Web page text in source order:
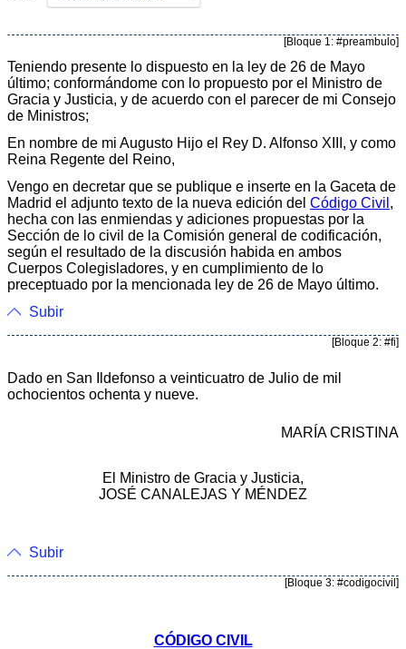
[Bloque 1: #preambulo]
Teniendo presente lo dispuesto en la ley de 26 de Mayo
último; conformándome con lo propuesto por el Ministro de
Gracia y Justicia, y de acuerdo con el parecer de mi Consejo
de Ministros;
En nombre de mi Augusto Hijo el Rey D. Alfonso XIII, y como
Reina Regente del Reino,
Vengo en decretar que se publique e inserte en la Gaceta de
Madrid el adjunto texto de la nueva edición del Código Civil ,
hecha con las enmiendas y adiciones propuestas por la
Sección de lo civil de la Comisión general de codificación,
según el resultado de la discusión habida en ambos
Cuerpos Colegisladores, y en cumplimiento de lo
preceptuado por la mencionada ley de 26 de Mayo último.
Subir
[Bloque 2: #fi]
Dado en San Ildefonso a veinticuatro de Julio de mil
ochocientos ochenta y nueve.
MARÍA CRISTINA
El Ministro de Gracia y Justicia,
JOSÉ CANALEJAS Y MÉNDEZ
Subir
[Bloque 3: #codigocivil]
CÓDIGO CIVIL